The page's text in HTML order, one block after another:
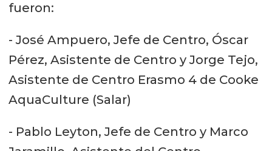
fueron:
- José Ampuero, Jefe de Centro, Óscar
Pérez, Asistente de Centro y Jorge Tejo,
Asistente de Centro Erasmo 4 de Cooke
AquaCulture (Salar)
- Pablo Leyton, Jefe de Centro y Marco